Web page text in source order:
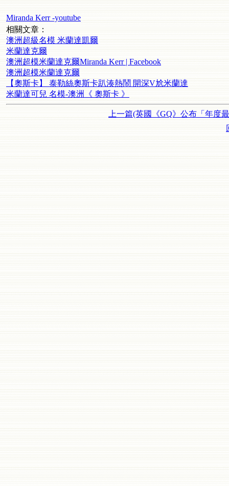
Miranda Kerr -youtube
相關文章：
澳洲超級名模 米蘭達凱爾
米蘭達克爾
澳洲超模米蘭達克爾Miranda Kerr | Facebook
澳洲超模米蘭達克爾
【奧斯卡】 泰勒絲奧斯卡趴湊熱鬧 開深V尬米蘭達
米蘭達可兒 名模-澳洲《 奧斯卡 》
上一篇(英國《GQ》公布「年度